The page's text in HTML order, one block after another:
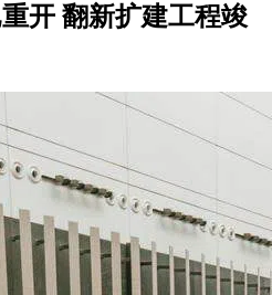
开 翻新扩建工程竣